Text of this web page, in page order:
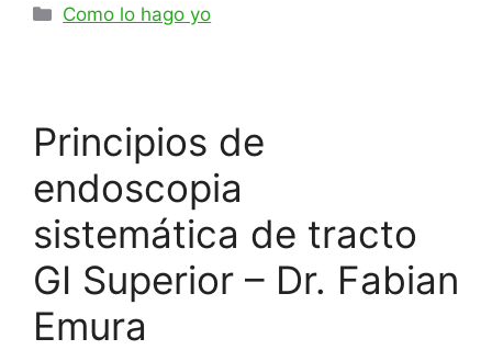
Como lo hago yo
Principios de
endoscopia
sistemática de tracto
GI Superior – Dr. Fabian
Emura